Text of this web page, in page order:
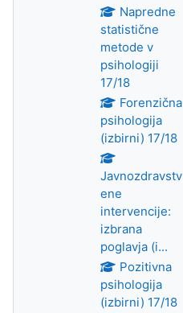
Napredne
statistične
metode v
psihologiji
17/18
Forenzična
psihologija
(izbirni) 17/18
Javnozdravstv
ene
intervencije:
izbrana
poglavja (i...
Pozitivna
psihologija
(izbirni) 17/18